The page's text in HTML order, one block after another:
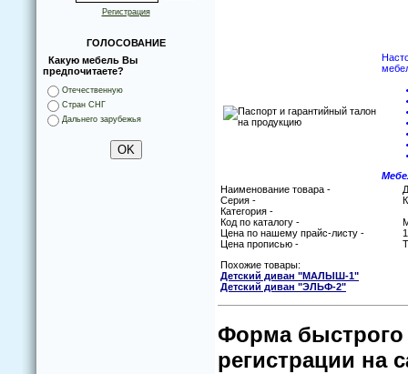
Регистрация
ГОЛОСОВАНИЕ
Какую мебель Вы
предпочитаете?
Отечественную
Стран СНГ
Дальнего зарубежья
Наименование товара -
Серия -
Категория -
Код по каталогу -
Цена по нашему прайс-листу -
Цена прописью -
Похожие товары:
Детский диван "МАЛЫШ-1"
Детский диван "ЭЛЬФ-2"
Форма быстрого
регистрации на